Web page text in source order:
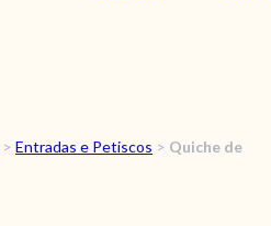
RECEITAS
> Entradas e Petiscos > Quiche de